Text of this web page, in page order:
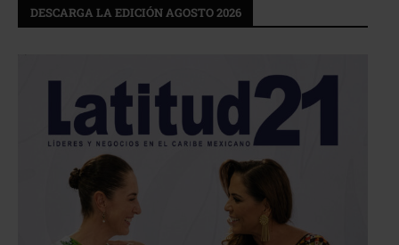
DESCARGA LA EDICIÓN AGOSTO 2026